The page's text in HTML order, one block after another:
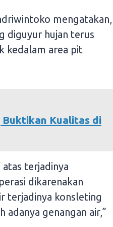
mengatakan,
diguyur hujan terus
kedalam area pit
Buktikan Kualitas di
terjadinya
dikarenakan
terjadinya konsleting
genangan air,”